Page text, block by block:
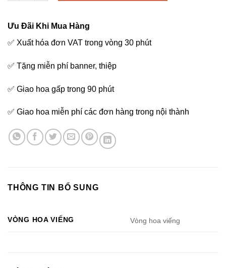
Ưu Đãi Khi Mua Hàng
✅ Xuất hóa đơn VAT trong vòng 30 phút
✅ Tặng miễn phí banner, thiệp
✅ Giao hoa gấp trong 90 phút
✅ Giao hoa miễn phí các đơn hàng trong nội thành
THÔNG TIN BỔ SUNG
VÒNG HOA VIẾNG Vòng hoa viếng